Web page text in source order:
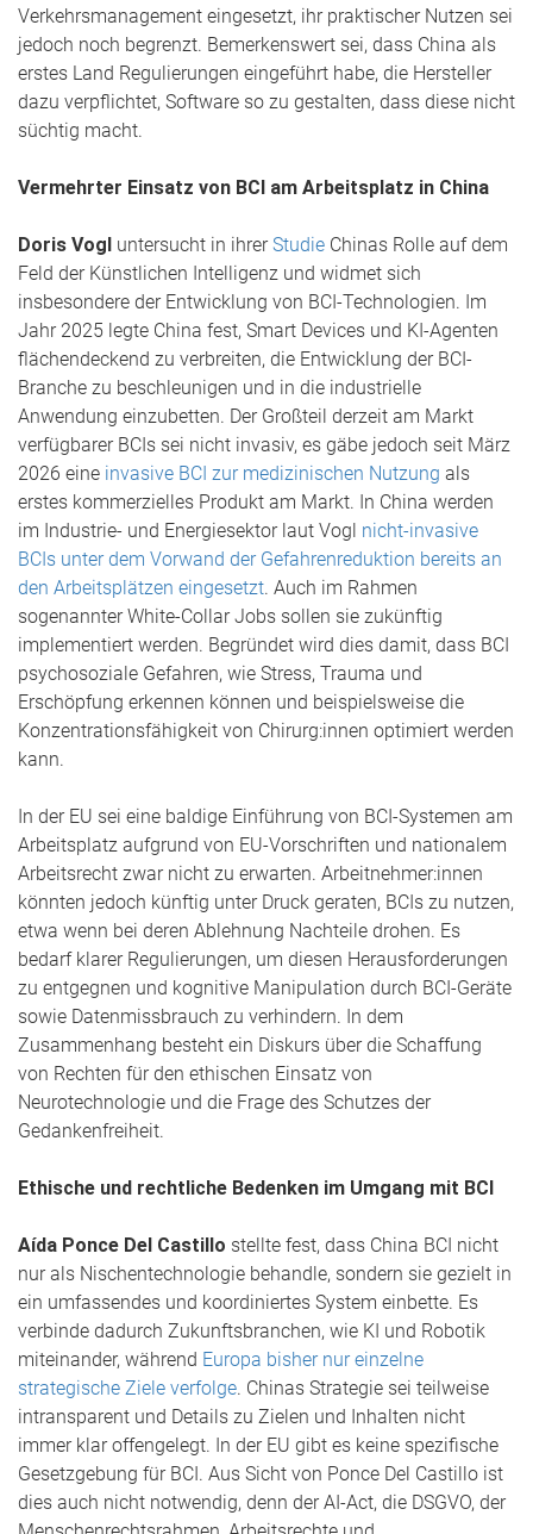
Verkehrsmanagement eingesetzt, ihr praktischer Nutzen sei
jedoch noch begrenzt. Bemerkenswert sei, dass China als
erstes Land Regulierungen eingeführt habe, die Hersteller
dazu verpflichtet, Software so zu gestalten, dass diese nicht
süchtig macht.
Vermehrter Einsatz von BCI am Arbeitsplatz in China
Doris Vogl untersucht in ihrerStudie Chinas Rolle auf dem
Feld der Künstlichen Intelligenz und widmet sich
insbesondere der Entwicklung von BCI-Technologien. Im
Jahr 2025 legte China fest, Smart Devices und KI-Agenten
flächendeckend zu verbreiten, die Entwicklung der BCI-
Branche zu beschleunigen und in die industrielle
Anwendung einzubetten. Der Großteil derzeit am Markt
verfügbarer BCIs sei nicht invasiv, es gäbe jedoch seit März
2026 eine invasive BCI zur medizinischen Nutzung als
erstes kommerzielles Produkt am Markt. In China werden
im Industrie- und Energiesektor laut Vogl nicht-invasive
BCIs unter dem Vorwand der Gefahrenreduktion bereits an
den Arbeitsplätzen eingesetzt. Auch im Rahmen
sogenannter White-Collar Jobs sollen sie zukünftig
implementiert werden. Begründet wird dies damit, dass BCI
psychosoziale Gefahren, wie Stress, Trauma und
Erschöpfung erkennen können und beispielsweise die
Konzentrationsfähigkeit von Chirurg:innen optimiert werden
kann.
In der EU sei eine baldige Einführung von BCI-Systemen am
Arbeitsplatz aufgrund von EU-Vorschriften und nationalem
Arbeitsrecht zwar nicht zu erwarten. Arbeitnehmer:innen
könnten jedoch künftig unter Druck geraten, BCIs zu nutzen,
etwa wenn bei deren Ablehnung Nachteile drohen. Es
bedarf klarer Regulierungen, um diesen Herausforderungen
zu entgegnen und kognitive Manipulation durch BCI-Geräte
sowie Datenmissbrauch zu verhindern. In dem
Zusammenhang besteht ein Diskurs über die Schaffung
von Rechten für den ethischen Einsatz von
Neurotechnologie und die Frage des Schutzes der
Gedankenfreiheit.
Ethische und rechtliche Bedenken im Umgang mit BCI
Aída Ponce Del Castillo stellte fest, dass China BCI nicht
nur als Nischentechnologie behandle, sondern sie gezielt in
ein umfassendes und koordiniertes System einbette. Es
verbinde dadurch Zukunftsbranchen, wie KI und Robotik
miteinander, während Europa bisher nur einzelne
strategische Ziele verfolge. Chinas Strategie sei teilweise
intransparent und Details zu Zielen und Inhalten nicht
immer klar offengelegt. In der EU gibt es keine spezifische
Gesetzgebung für BCI. Aus Sicht von Ponce Del Castillo ist
dies auch nicht notwendig, denn der AI-Act, die DSGVO, der